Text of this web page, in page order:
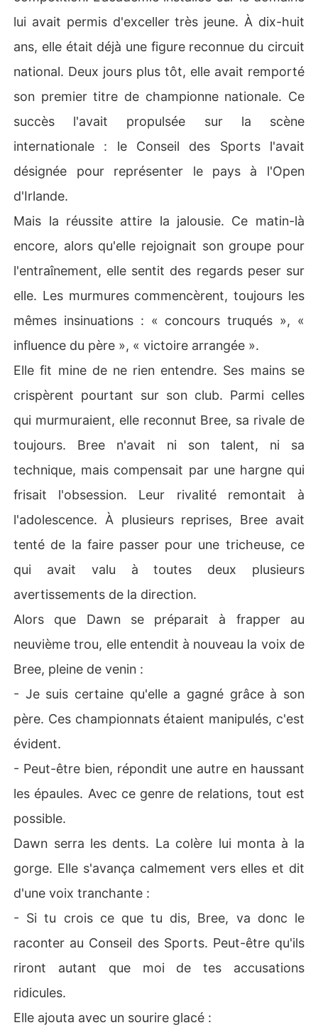
lui avait permis d'exceller très jeune. À dix-huit
ans, elle était déjà une figure reconnue du circuit
national. Deux jours plus tôt, elle avait remporté
son premier titre de championne nationale. Ce
succès l'avait propulsée sur la scène
internationale : le Conseil des Sports l'avait
désignée pour représenter le pays à l'Open
d'Irlande.
Mais la réussite attire la jalousie. Ce matin-là
encore, alors qu'elle rejoignait son groupe pour
l'entraînement, elle sentit des regards peser sur
elle. Les murmures commencèrent, toujours les
mêmes insinuations : « concours truqués », «
influence du père », « victoire arrangée ».
Elle fit mine de ne rien entendre. Ses mains se
crispèrent pourtant sur son club. Parmi celles
qui murmuraient, elle reconnut Bree, sa rivale de
toujours. Bree n'avait ni son talent, ni sa
technique, mais compensait par une hargne qui
frisait l'obsession. Leur rivalité remontait à
l'adolescence. À plusieurs reprises, Bree avait
tenté de la faire passer pour une tricheuse, ce
qui avait valu à toutes deux plusieurs
avertissements de la direction.
Alors que Dawn se préparait à frapper au
neuvième trou, elle entendit à nouveau la voix de
Bree, pleine de venin :
- Je suis certaine qu'elle a gagné grâce à son
père. Ces championnats étaient manipulés, c'est
évident.
- Peut-être bien, répondit une autre en haussant
les épaules. Avec ce genre de relations, tout est
possible.
Dawn serra les dents. La colère lui monta à la
gorge. Elle s'avança calmement vers elles et dit
d'une voix tranchante :
- Si tu crois ce que tu dis, Bree, va donc le
raconter au Conseil des Sports. Peut-être qu'ils
riront autant que moi de tes accusations
ridicules.
Elle ajouta avec un sourire glacé :